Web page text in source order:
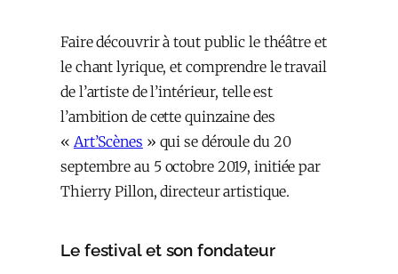
Faire découvrir à tout public le théâtre et
le chant lyrique, et comprendre le travail
de l’artiste de l’intérieur, telle est
l’ambition de cette quinzaine des
« Art’Scènes » qui se déroule du 20
septembre au 5 octobre 2019, initiée par
Thierry Pillon, directeur artistique.
Le festival et son fondateur